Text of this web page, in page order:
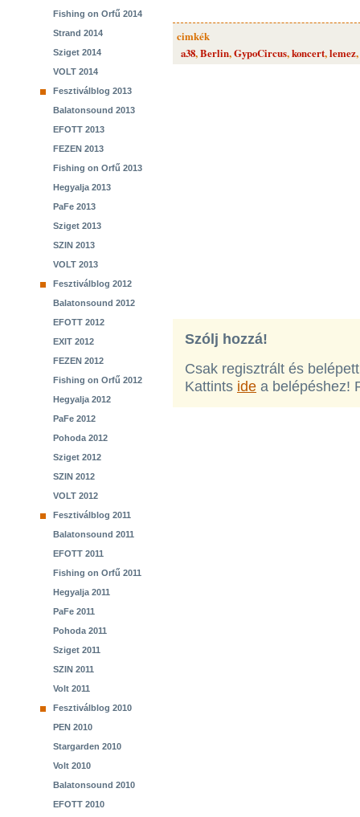
Fishing on Orfű 2014
Strand 2014
Sziget 2014
VOLT 2014
Fesztiválblog 2013
Balatonsound 2013
EFOTT 2013
FEZEN 2013
Fishing on Orfű 2013
Hegyalja 2013
PaFe 2013
Sziget 2013
SZIN 2013
VOLT 2013
Fesztiválblog 2012
Balatonsound 2012
EFOTT 2012
EXIT 2012
FEZEN 2012
Fishing on Orfű 2012
Hegyalja 2012
PaFe 2012
Pohoda 2012
Sziget 2012
SZIN 2012
VOLT 2012
Fesztiválblog 2011
Balatonsound 2011
EFOTT 2011
Fishing on Orfű 2011
Hegyalja 2011
PaFe 2011
Pohoda 2011
Sziget 2011
SZIN 2011
Volt 2011
Fesztiválblog 2010
PEN 2010
Stargarden 2010
Volt 2010
Balatonsound 2010
EFOTT 2010
cimkék
a38,Berlin,GypoCircus,koncert,lemez,
Szólj hozzá!
Csak regisztrált és
Kattints ide a belépéshez!